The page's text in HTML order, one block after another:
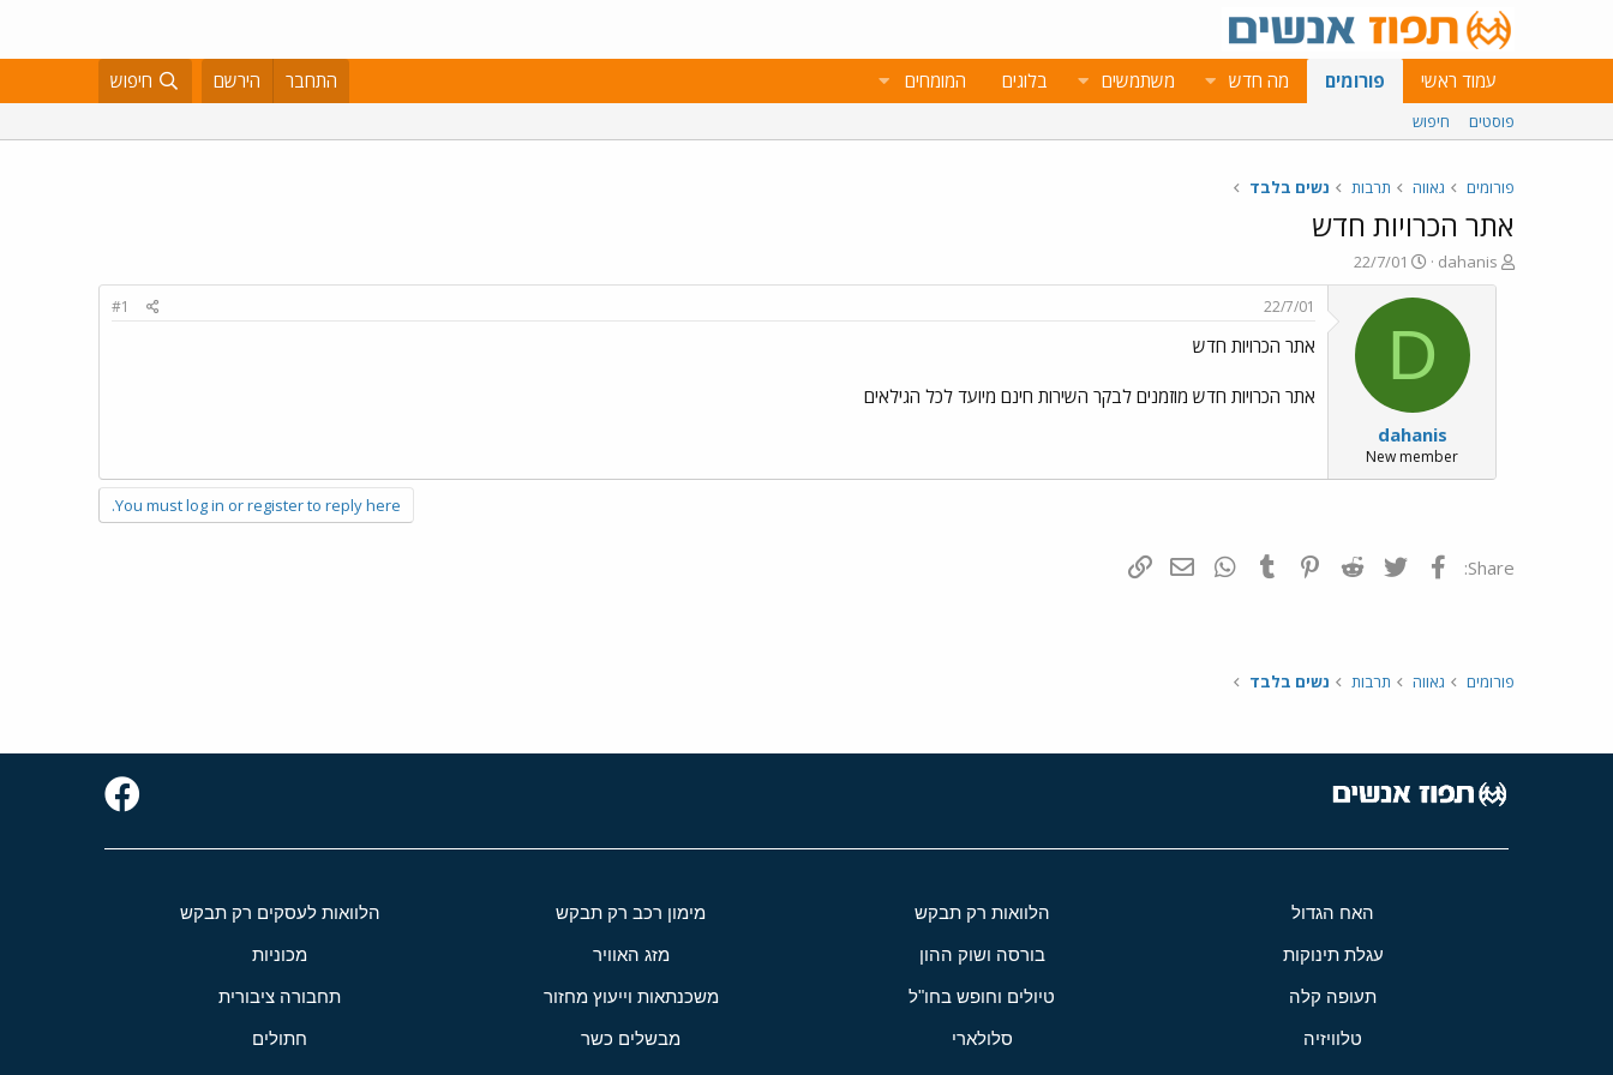
עמוד ראשי פורומים מה חדש משתמשים בלוגים המומחים התחבר הירשם חיפוש
פוסטים חיפוש
פורומים גאווה תרבות נשים בלבד
אתר הכרויות חדש
פ
ו
dahanis
פ
ו
ר
ב
א
ר
י
ך
22/7/01
D
dahanis
New member
22/7/01
#1
אתר הכרויות חדש
אתר הכרויות חדש מוזמנים לבקר השירות חינם מיועד לכל הגילאים
You must log in or register to reply here.
Share: פייסבוק Twitter
Reddit
Pinterest
Tumblr
WhatsAppדואר אלקטרוני
פורומים גאווה תרבות נשים בלבד
האח הגדול הלוואות רק תבקש מימון רכב רק תבקש הלוואות לעסקים רק תבקש
עגלת תינוקות בורסה ושוק ההון מזג האוויר מכוניות
תעופה קלה טיולים וחופש בחו"ל משכנתאות וייעוץ מחזור תחבורה ציבורית
טלוויזיה סלולארי מבשלים כשר חתולים